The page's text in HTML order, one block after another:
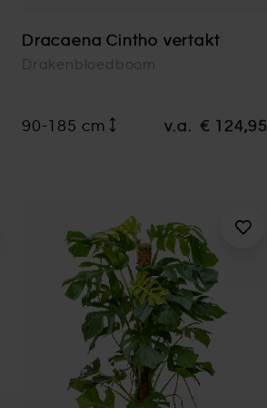
Dracaena Cintho vertakt
Drakenbloedboom
90-185 cm v.a. € 124,95